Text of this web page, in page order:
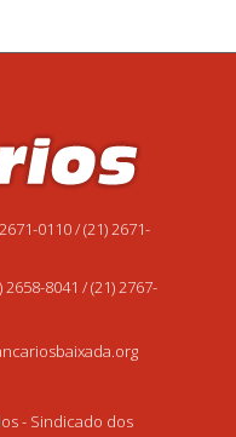
0110 / (21) 2671-
2658-8041 / (21) 2767-
- Sindicado dos